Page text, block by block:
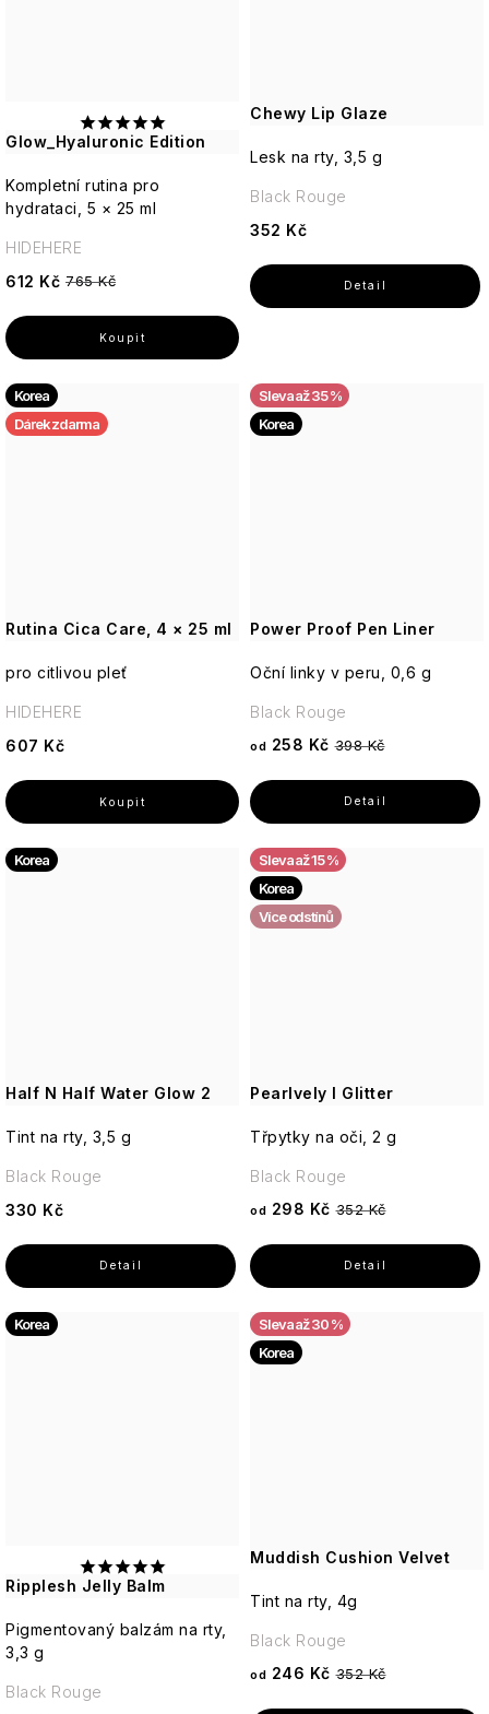
Glow_Hyaluronic Edition
Kompletní rutina pro
hydrataci, 5 × 25 ml
612 Kč 765 Kč
HIDEHERE
Chewy Lip Glaze
Lesk na rty, 3,5 g
352 Kč
Black Rouge
Rutina Cica Care, 4 × 25 ml
Korea
Dárek zdarma
pro citlivou pleť
607 Kč
HIDEHERE
Power Proof Pen Liner
až 35 %
Korea
Oční linky v peru, 0,6 g
od 258 Kč 398 Kč
Black Rouge
Half N Half Water Glow 2
Korea
Tint na rty, 3,5 g
330 Kč
Black Rouge
Pearlvely I Glitter
až 15 %
Korea
Více odstínů
Třpytky na oči, 2 g
od 298 Kč 352 Kč
Black Rouge
Ripplesh Jelly Balm
Korea
Pigmentovaný balzám na rty,
3,3 g
Black Rouge
Muddish Cushion Velvet
až 30 %
Korea
Tint na rty, 4g
od 246 Kč 352 Kč
Black Rouge